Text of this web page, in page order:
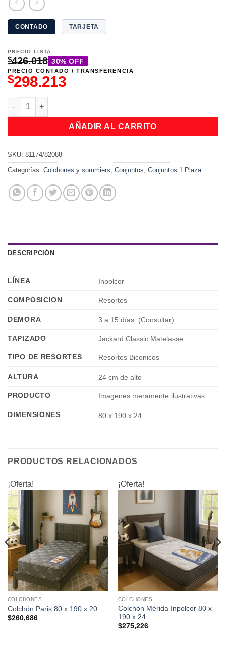
CONTADO TARJETA
PRECIO LISTA
$426.018 30% OFF
PRECIO CONTADO / TRANSFERENCIA
$298.213
Conjunto Sommier Mérida Inpolcor 80 x 190 cantidad
AÑADIR AL CARRITO
SKU: 81174/82088
Categorías: Colchones y sommiers, Conjuntos, Conjuntos 1 Plaza
DESCRIPCIÓN
LÍNEA Inpolcor
COMPOSICION Resortes
DEMORA 3 a 15 días. (Consultar).
TAPIZADO Jackard Classic Matelasse
TIPO DE RESORTES Resortes Biconicos
ALTURA 24 cm de alto
PRODUCTO Imagenes meramente ilustrativas
DIMENSIONES 80 x 190 x 24
PRODUCTOS RELACIONADOS
¡Oferta!
COLCHONES
Colchón Paris 80 x 190 x 20
$260,686
¡Oferta!
COLCHONES
Colchón Mérida Inpolcor 80 x
190 x 24
$275,226